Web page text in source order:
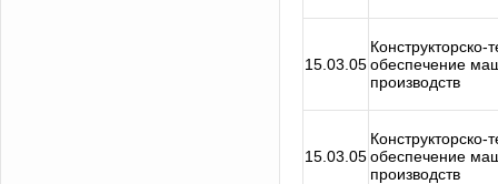
15.03.05
Конструкторско-
обеспечение
производств
15.03.05
Конструкторско-
обеспечение
производств